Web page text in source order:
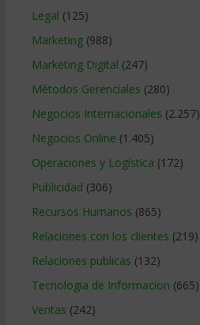
Legal (125)
Marketing(988)
Marketing Digital (247)
Métodos Gerenciales (280)
Negocios Internacionales (2.257)
Negocios Online (1.405)
Operaciones y Logística (172)
Publicidad (306)
Recursos Humanos (865)
Relaciones con los clientes (219)
Relaciones publicas (132)
Tecnologia de Informacion (665)
Ventas (242)